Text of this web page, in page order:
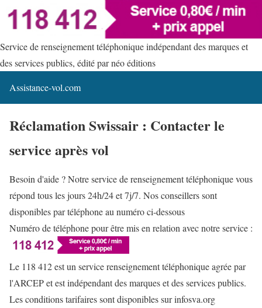
Service de renseignement téléphonique indépendant des marques et
des services publics, édité par néo éditions
Assistance-vol.com
Réclamation Swissair : Contacter le
service après vol
Besoin d'aide ? Notre service de renseignement téléphonique vous
répond tous les jours 24h/24 et 7j/7. Nos conseillers sont
disponibles par téléphone au numéro ci-dessous
Numéro de téléphone pour être mis en relation avec notre service :
Le 118 412 est un service renseignement téléphonique agrée par
l'ARCEP et est indépendant des marques et des services publics.
Les conditions tarifaires sont disponibles sur infosva.org